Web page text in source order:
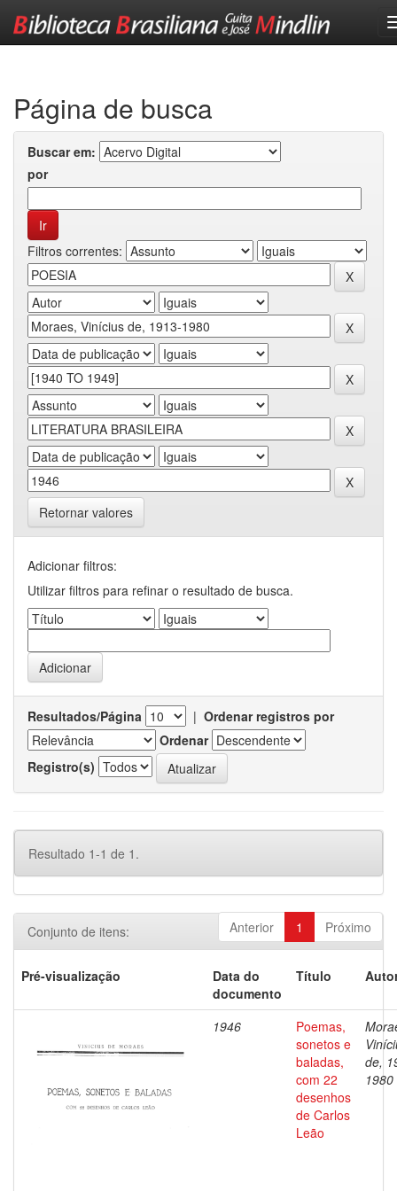
Página de busca
Buscar em:
por
Filtros correntes:
Retornar valores
Adicionar filtros:
Utilizar filtros para refinar o resultado de busca.
Resultados/Página | Ordenar registros por
Ordenar
Registro(s)
Resultado 1-1 de 1.
Anterior 1 Próximo
Conjunto de itens:
Pré-visualização
Data do
documento
Título
1946
Poemas,
sonetos e
baladas,
com 22
desenhos
de Carlos
Leão
de,
1980